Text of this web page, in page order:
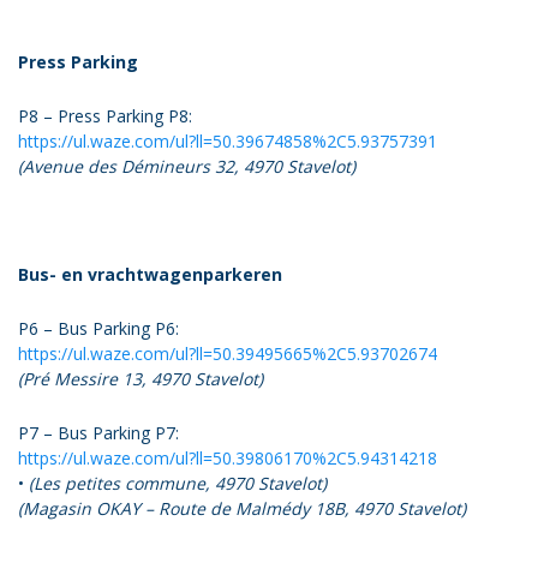
Press Parking
P8 – Press Parking P8:
https://ul.waze.com/ul?ll=50.39674858%2C5.93757391
(Avenue des Démineurs 32, 4970 Stavelot)
Bus- en vrachtwagenparkeren
P6 – Bus Parking P6:
https://ul.waze.com/ul?ll=50.39495665%2C5.93702674
(Pré Messire 13, 4970 Stavelot)
P7 – Bus Parking P7:
https://ul.waze.com/ul?ll=50.39806170%2C5.94314218
• (Les petites commune, 4970 Stavelot)
(Magasin OKAY – Route de Malmédy 18B, 4970 Stavelot)